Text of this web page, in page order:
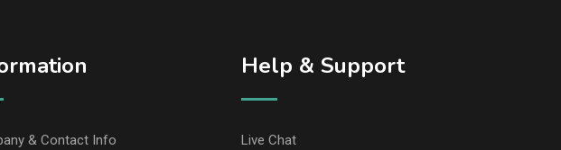
& Contact Info
Help & Support
Live Chat